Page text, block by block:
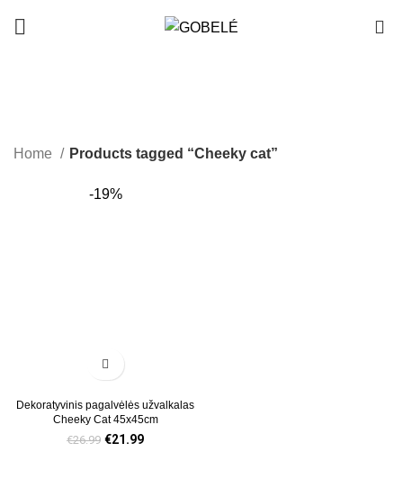
Home Products tagged “Cheeky cat”
-19%
Dekoratyvinis pagalvėlės užvalkalas
Cheeky Cat 45x45cm
€26.99 €21.99